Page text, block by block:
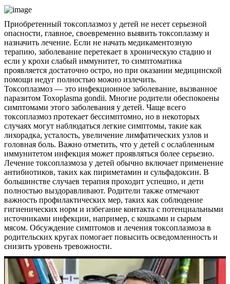
О нас
Услуги
Приобретенный токсоплазмоз у детей не несет серьезной
опасности, главное, своевременно выявить токсоплазму и
назначить лечение. Если не начать медикаментозную
терапию, заболевание перетекает в хроническую стадию и
если у крохи слабый иммунитет, то симптоматика
проявляется достаточно остро, но при оказании медицинской
помощи недуг полностью можно излечить.
Токсоплазмоз — это инфекционное заболевание, вызванное
паразитом Toxoplasma gondii. Многие родители обеспокоены
симптомами этого заболевания у детей. Чаще всего
токсоплазмоз протекает бессимптомно, но в некоторых
случаях могут наблюдаться легкие симптомы, такие как
лихорадка, усталость, увеличение лимфатических узлов и
головная боль. Важно отметить, что у детей с ослабленным
иммунитетом инфекция может проявляться более серьезно.
Лечение токсоплазмоза у детей обычно включает применение
антибиотиков, таких как пириметамин и сульфадоксин. В
большинстве случаев терапия проходит успешно, и дети
полностью выздоравливают. Родители также отмечают
важность профилактических мер, таких как соблюдение
гигиенических норм и избегание контакта с потенциальными
источниками инфекции, например, с кошками и сырым
мясом. Обсуждение симптомов и лечения токсоплазмоза в
родительских кругах помогает повысить осведомленность и
снизить уровень тревожности.